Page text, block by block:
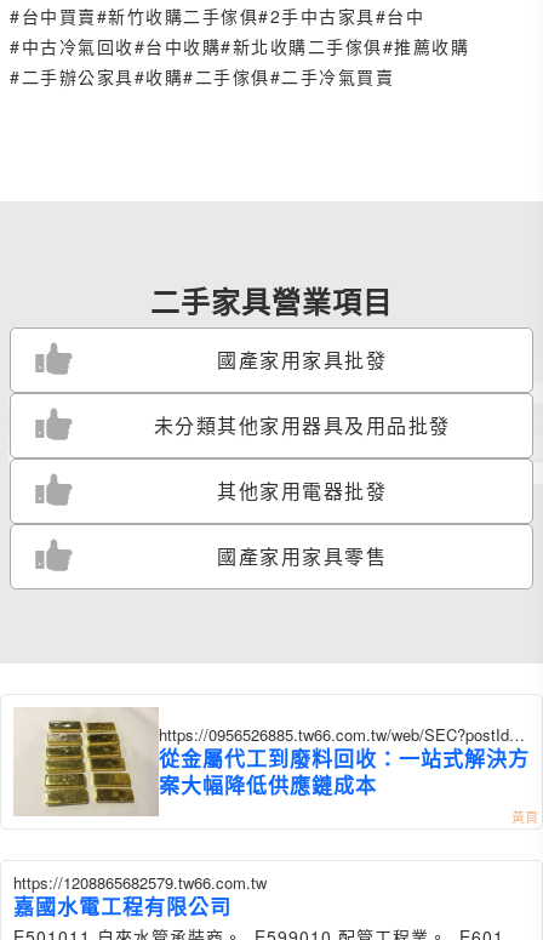
#台中買賣#新竹收購二手傢俱#2手中古家具#台中
#中古冷氣回收#台中收購#新北收購二手傢俱#推薦收購
#二手辦公家具#收購#二手傢俱#二手冷氣買賣
二手家具營業項目
國產家用家具批發
未分類其他家用器具及用品批發
其他家用電器批發
國產家用家具零售
https://0956526885.tw66.com.tw/web/SEC?postId=1
355873
從金屬代工到廢料回收：一站式解決方
案大幅降低供應鏈成本
https://1208865682579.tw66.com.tw
嘉國水電工程有限公司